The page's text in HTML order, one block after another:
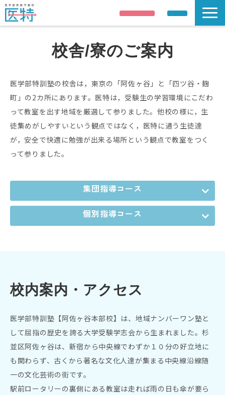
説明会申し込み 資料請求
解答速報
合格実績
医学部受験情報
コース案内
校舎 / 寮のご案内
校舎/寮のご案内
医学部特訓塾の校舎は，東京の「阿佐ヶ谷」と「四ツ谷・麹
町」の2カ所にあります。医特は，受験生の学習環境にこだわ
って教室を出す地域を厳選して参りました。他校の様に，生
徒集めがしやすいという観点ではなく，医特に通う生徒達
が，安全で快適に勉強が出来る場所という観点で教室をつく
って参りました。
集団指導コース
個別指導コース
校内案内・アクセス
医学部特訓塾【阿佐ヶ谷本部校】は、地域ナンバーワン塾と
して屈指の歴史を誇る大学受験学志会から生まれました。杉
並区阿佐ヶ谷は、新宿から中央線でわずか１０分の好立地に
も関わらず、古くから著名な文化人達が集まる中央線沿線随
一の文化芸術の街です。
駅前ロータリーの裏側にある教室は走れば雨の日も傘が要ら